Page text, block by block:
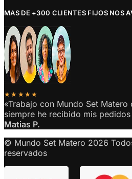
MAS DE +300 CLIENTES FIJOS NOS
★★★★★
«Trabajo con Mundo Set Matero
siempre he recibido mis
Matias P.
© Mundo Set Matero 2026
reservados